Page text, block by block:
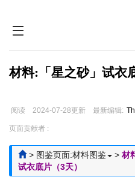
材料:「星之砂」试衣
阅读 2024-07-28更新 最新编辑:
跳
导
跳
搜
页面贡献者 :
> 图鉴页面:材料图鉴 > 材
试衣底片（3天）